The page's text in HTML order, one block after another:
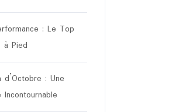
: Le Top
à Pied
d’Octobre : Une